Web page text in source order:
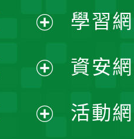
單
選
單
開
選
單
開
選
開
學習
資安
活動